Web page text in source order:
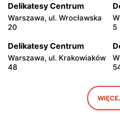
Delikatesy Centrum
Warszawa, ul. Wrocławska
20
5
Delikatesy Centrum
Warszawa, ul. Krakowiaków
48